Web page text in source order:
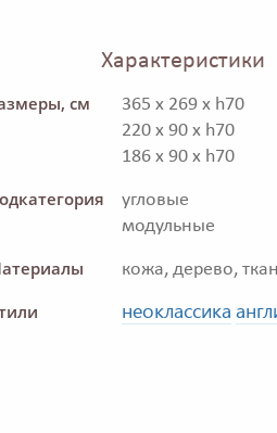
Характеристики
см
365 x 269 x h70
220 x 90 x h70
186 x 90 x h70
угловые
модульные
кожа, дерево,
неоклассика